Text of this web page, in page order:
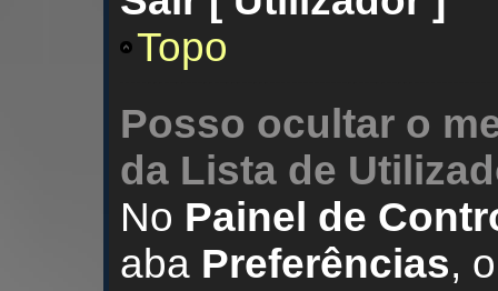
Topo
Posso ocultar o
da Lista de
No Painel de
aba Preferências,